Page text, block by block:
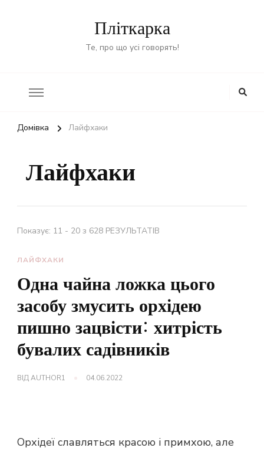
Пліткарка
Те, про що усі говорять!
Домівка Лайфхаки
Лайфхаки
Показує: 11 - 20 з 628 РЕЗУЛЬТАТІВ
ЛАЙФХАКИ
Одна чайна ложка цього
засобу змусить орхідею
пишно зацвісти: хитрість
бувалих садівників
ВІДAUTHOR1 04.06.2022
Орхідеї славляться красою і примхою, але